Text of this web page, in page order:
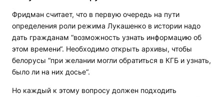
Фридман считает, что в первую очередь на пути
определения роли режима Лукашенко в истории надо
дать гражданам “возможность узнать информацию об
этом времени“. Необходимо открыть архивы, чтобы
белорусы “при желании могли обратиться в КГБ и узнать,
было ли на них досье“.
Но каждый к этому вопросу должен подходить